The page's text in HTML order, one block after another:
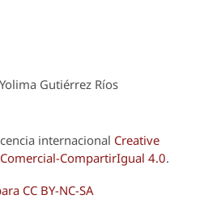
Gutiérrez Ríos
internacional Creative
CompartirIgual 4.0.